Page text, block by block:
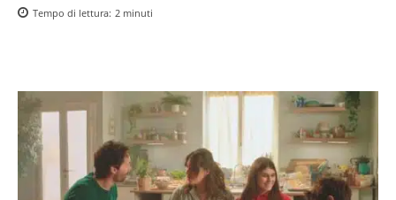
Tempo di lettura: 2 minuti